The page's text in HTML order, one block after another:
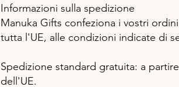
Informazioni sulla spedizione
Manuka Gifts confeziona i vostri
tutta l'UE, alle condizioni indicate di
Spedizione standard gratuita: a
dell'UE.